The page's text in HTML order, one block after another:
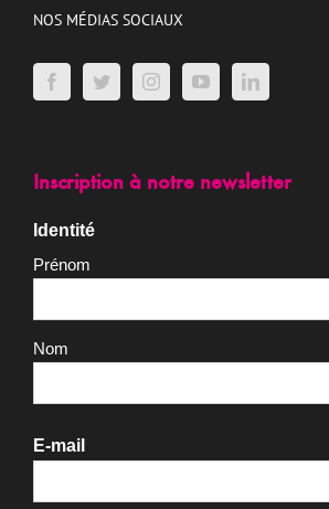
NOS MÉDIAS SOCIAUX
Inscription à notre newsletter
Identité
Prénom
Nom
E-mail